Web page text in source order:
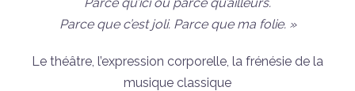
Parce que c’est joli. Parce que ma folie. »
Le théâtre, l’expression corporelle, la frénésie de la
musique classique